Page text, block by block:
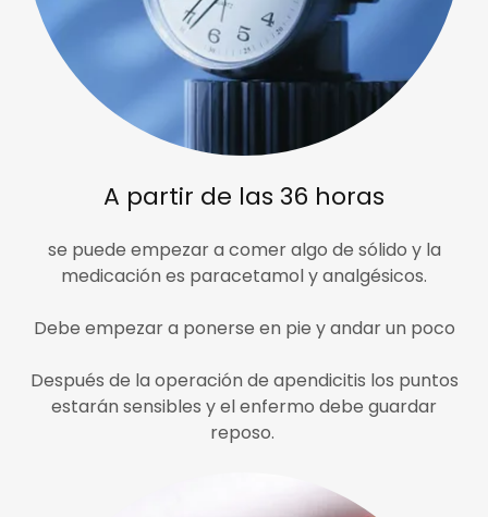
A partir de las 36 horas
se puede empezar a comer algo de sólido y la
medicación es paracetamol y analgésicos.
Debe empezar a ponerse en pie y andar un poco
Después de la operación de apendicitis los puntos
estarán sensibles y el enfermo debe guardar
reposo.